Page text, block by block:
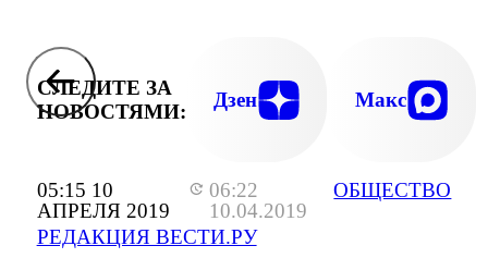
05:15 10
АПРЕЛЯ 2019
06:22
10.04.2019
РЕДАКЦИЯ ВЕСТИ.РУ
ОБЩЕСТВО
СЛЕДИТЕ ЗА
НОВОСТЯМИ:
Дзен Макс